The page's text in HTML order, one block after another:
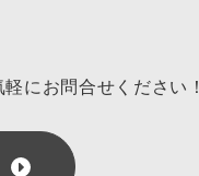
軽にお問合せください！